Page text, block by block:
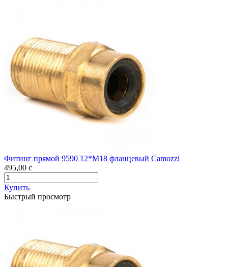
Фитинг прямой 9590 12*M18 фланцевый Camozzi
495,00 c
Купить
Быстрый просмотр